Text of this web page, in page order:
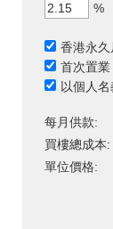
%
香港永久
首次置業
以個人
每月供款:
買樓總成本:
單位價格: